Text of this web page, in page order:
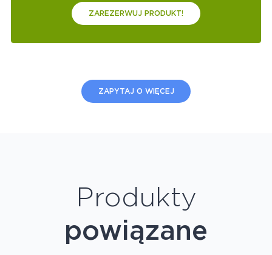
ZAREZERWUJ PRODUKT!
ZAPYTAJ O WIĘCEJ
Produkty
powiązane